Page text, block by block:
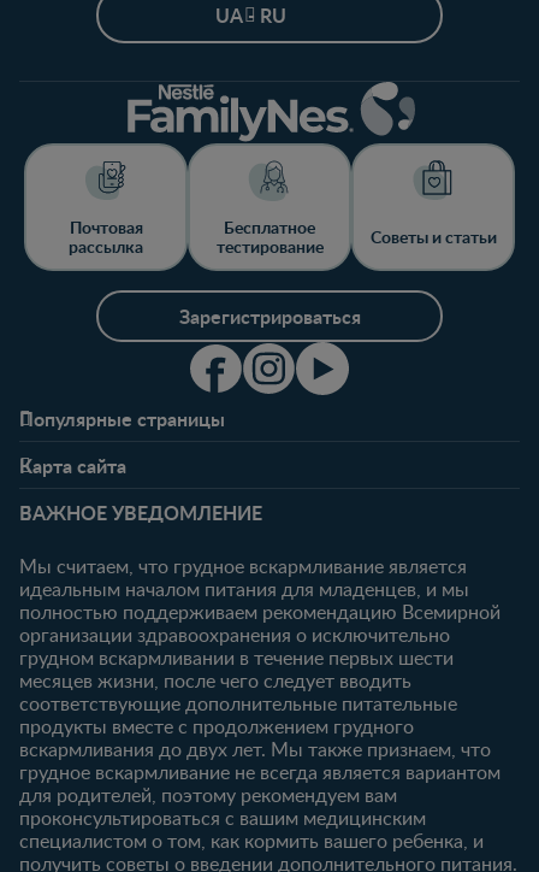
UA - RU
Почтовая
рассылка
Бесплатное
тестирование
Советы и статьи
Зарегистрироваться
Популярные страницы
Часто задаваемые
Личный кабинет
Зарегистрироваться
Купить
Наши бренды
Бесплатные
тестирования
Карта сайта
Статьи
Статьи
6-12 месяцев
Статьи
Продукты
12-18 месяцев
Статьи
Продукты
18-24 месяцев
Статьи
Продукты
ВАЖНОЕ УВЕДОМЛЕНИЕ
Мы считаем, что грудное вскармливание является
идеальным началом питания для младенцев, и мы
полностью поддерживаем рекомендацию Всемирной
организации здравоохранения о исключительно
грудном вскармливании в течение первых шести
месяцев жизни, после чего следует вводить
соответствующие дополнительные питательные
продукты вместе с продолжением грудного
вскармливания до двух лет. Мы также признаем, что
грудное вскармливание не всегда является вариантом
для родителей, поэтому рекомендуем вам
проконсультироваться с вашим медицинским
специалистом о том, как кормить вашего ребенка, и
получить советы о введении дополнительного питания.